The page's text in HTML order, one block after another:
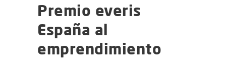
Premio everis
España al
emprendimiento